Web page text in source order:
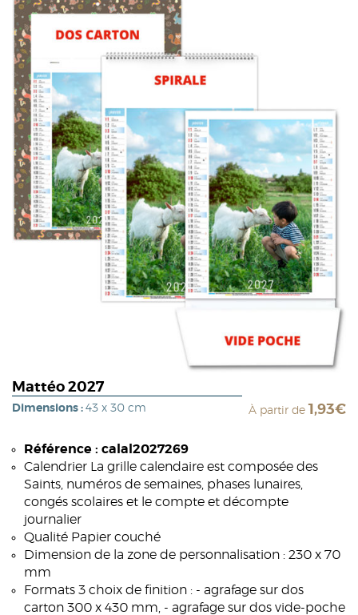
Mattéo 2027
Dimensions : 43 x 30 cm À partir de 1,93€
Référence : calal2027269
Calendrier La grille calendaire est composée des
Saints, numéros de semaines, phases lunaires,
congés scolaires et le compte et décompte
journalier
Qualité Papier couché
Dimension de la zone de personnalisation : 230 x 70
mm
Formats 3 choix de finition : - agrafage sur dos
carton 300 x 430 mm, - agrafage sur dos vide-poche